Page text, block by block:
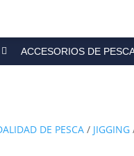
ACCESORIOS DE
DE PESCA / JIGGING